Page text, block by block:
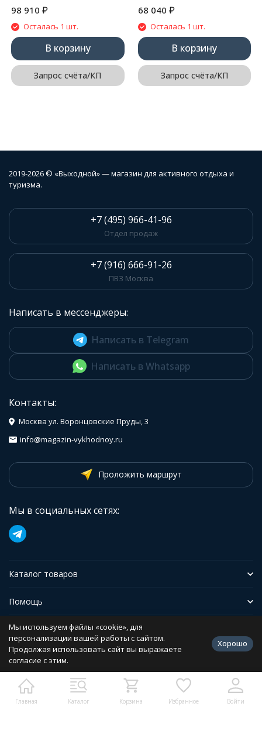
98 910 ₽
Осталась 1 шт.
В корзину
Запрос счёта/КП
68 040 ₽
Осталась 1 шт.
В корзину
Запрос счёта/КП
Главная Каталог Корзина Избранное Войти
2019-2026 © «Выходной» — магазин для активного отдыха и
туризма.
+7 (495) 966-41-96
Отдел продаж
+7 (916) 666-91-26
ПВЗ Москва
Написать в мессенджеры:
Написать в Telegram
Написать в Whatsapp
Контакты:
Москва ул. Воронцовские Пруды, 3
info@magazin-vykhodnoy.ru
Проложить маршрут
Мы в социальных сетях:
Каталог товаров
Помощь
Иформация
Политика персональных данных
Разработано в
bodysite.ru
Мы используем файлы «cookie», для
персонализации вашей работы с сайтом.
Продолжая использовать сайт вы выражаете
согласие с этим.
Хорошо